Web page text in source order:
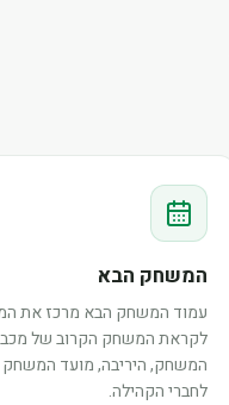
המשחק הבא
עמוד המשחק הבא מרכז את
לקראת המשחק הקרוב של
המשחק, היריבה, מועד המשחק
לחברי הקהילה.